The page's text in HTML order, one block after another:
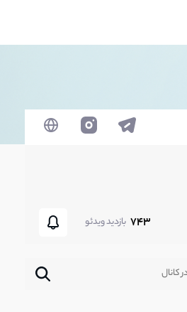
743 بازدید ویدئو